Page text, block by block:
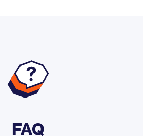
FAQ